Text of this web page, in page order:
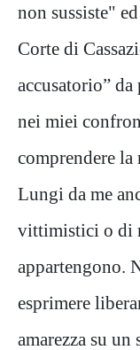
non sussiste"
Corte di
accusatorio”
nei miei
comprendere la
Lungi da me
vittimistici o di
appartengono.
esprimere
amarezza su